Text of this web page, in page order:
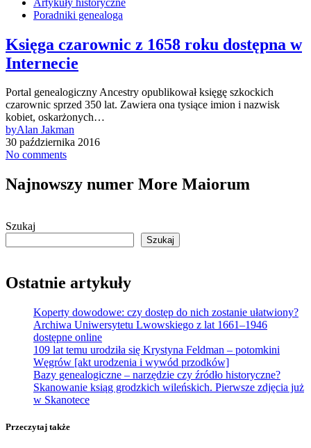
Poradniki genealoga
Księga czarownic z 1658 roku dostępna w
Internecie
Portal genealogiczny Ancestry opublikował księgę szkockich
czarownic sprzed 350 lat. Zawiera ona tysiące imion i nazwisk
kobiet, oskarżonych…
byAlan Jakman
30 października 2016
No comments
Najnowszy numer More Maiorum
Szukaj
Szukaj
Ostatnie artykuły
Koperty dowodowe: czy dostęp do nich zostanie ułatwiony?
Archiwa Uniwersytetu Lwowskiego z lat 1661–1946
dostępne online
109 lat temu urodziła się Krystyna Feldman – potomkini
Węgrów [akt urodzenia i wywód przodków]
Bazy genealogiczne – narzędzie czy źródło historyczne?
Skanowanie ksiąg grodzkich wileńskich. Pierwsze zdjęcia już
w Skanotece
Przeczytaj także